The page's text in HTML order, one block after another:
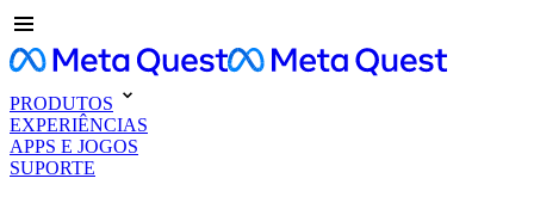
PRODUTOS
EXPERIÊNCIAS
APPS E JOGOS
SUPORTE